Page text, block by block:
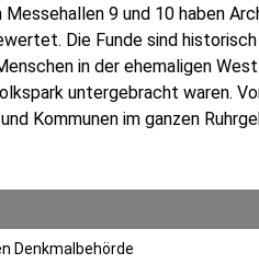
9 und 10 haben
Die Funde sind
in der ehemaligen
untergebracht waren.
Kommunen im ganzen
Denkmalbehörde